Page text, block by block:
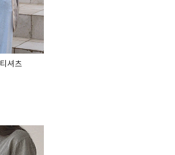
셔츠